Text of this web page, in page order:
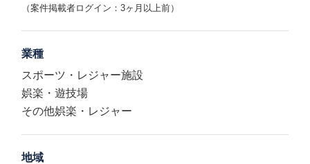
（案件掲載者ログイン：3ヶ月以上前）
業種
スポーツ・レジャー施設
娯楽・遊技場
その他娯楽・レジャー
地域